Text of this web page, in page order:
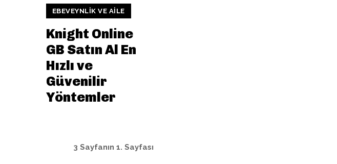
EBEVEYNLIK VE AILE
Knight Online
GB Satın Al En
Hızlı ve
Güvenilir
Yöntemler
3 Sayfanın 1. Sayfası